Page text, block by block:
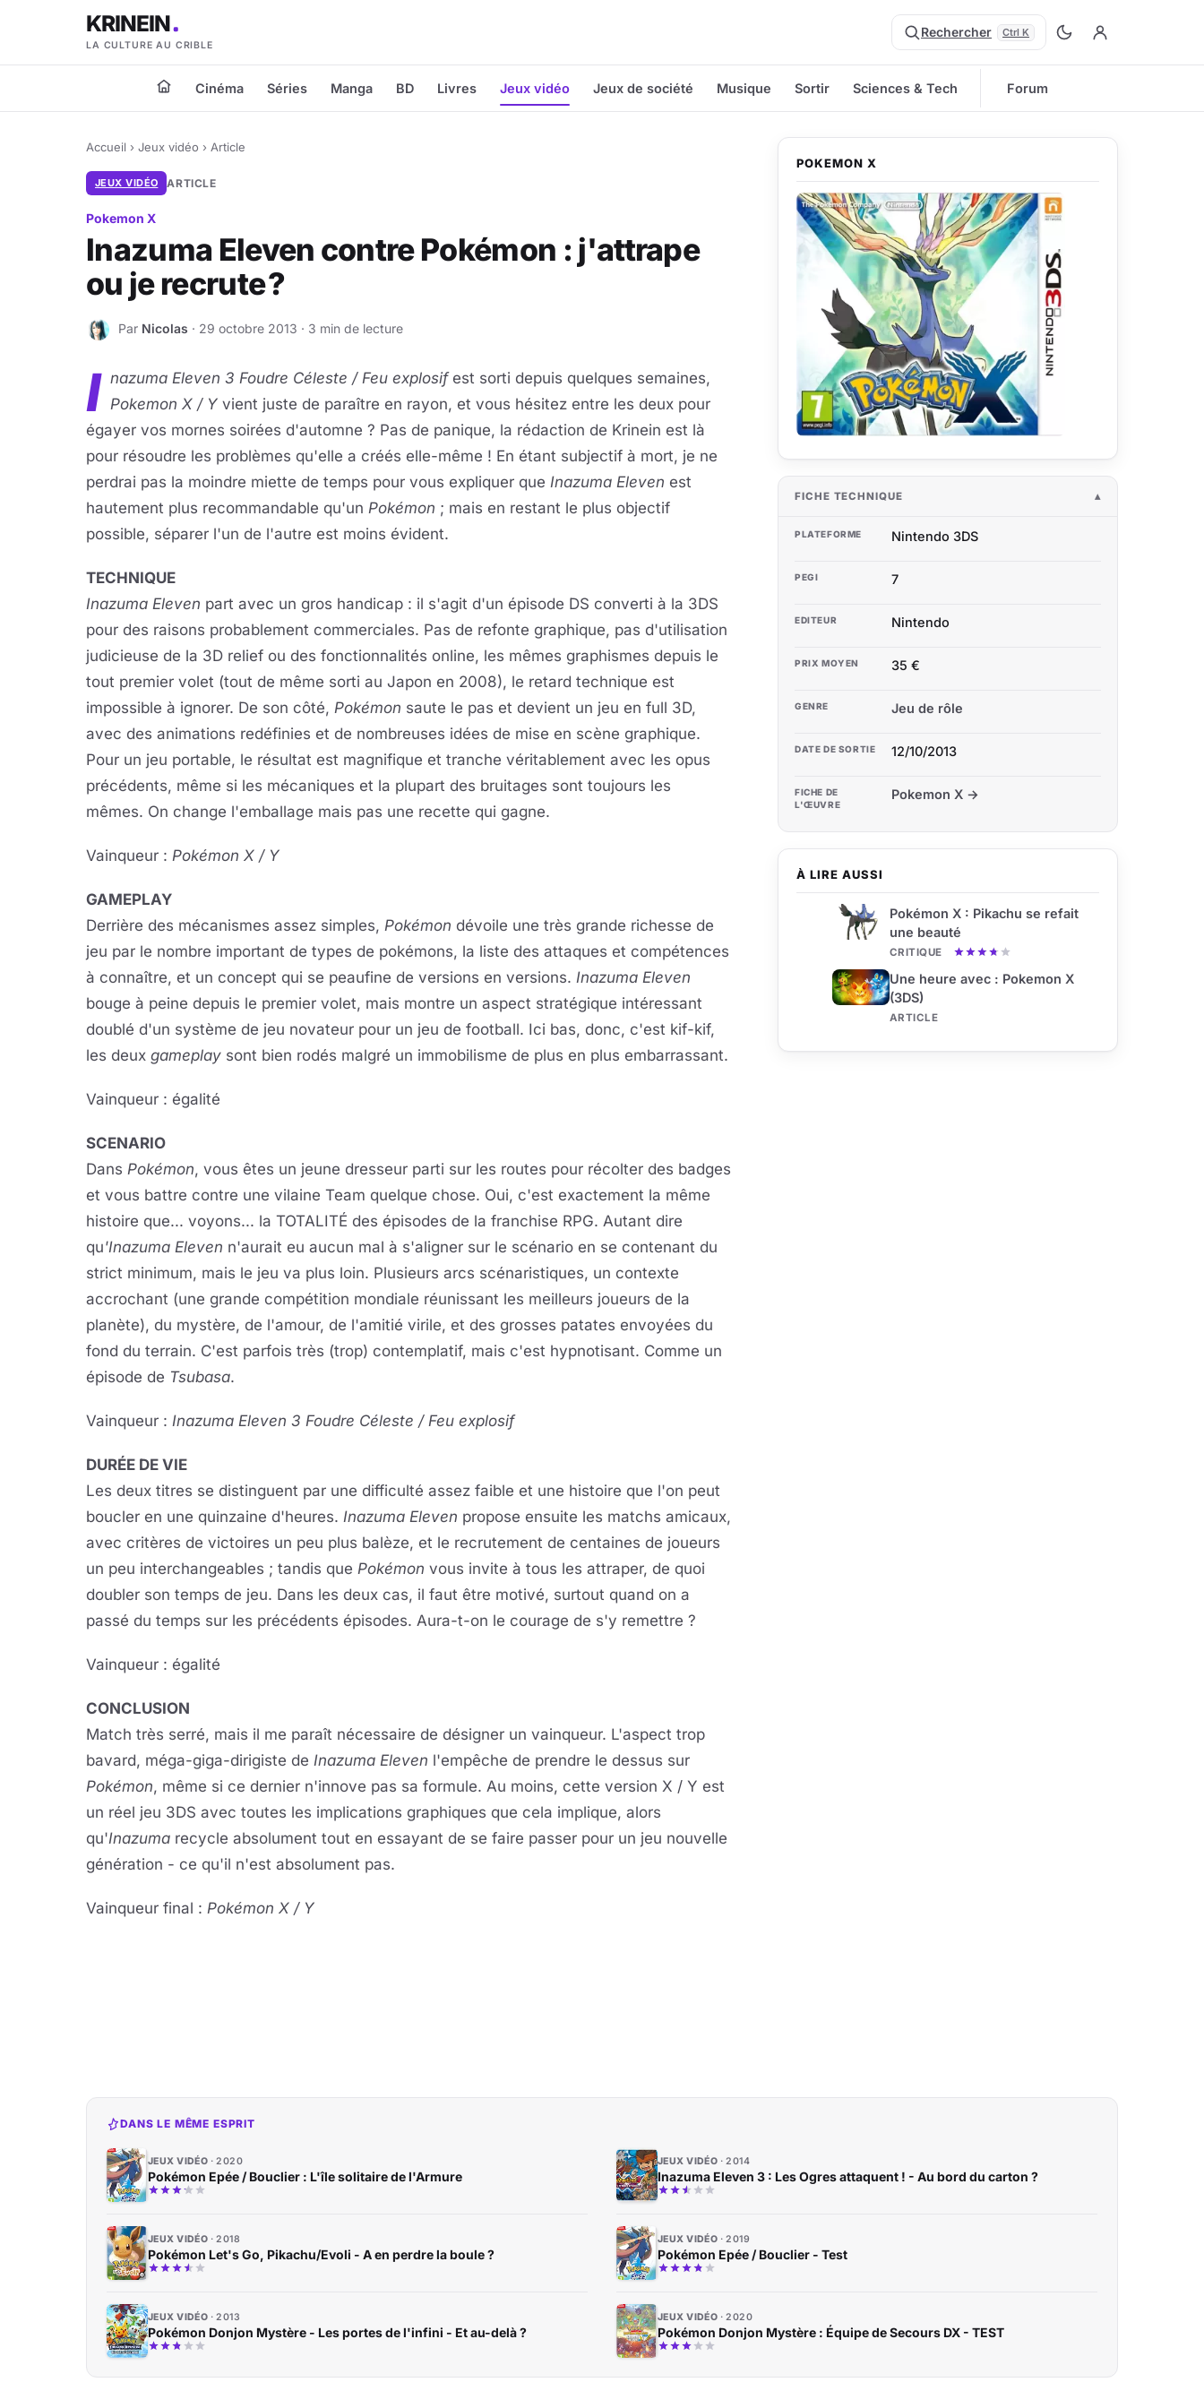
KRINEIN
LA CULTURE AU CRIBLE
Rechercher Ctrl K
Cinéma Séries Manga BD Livres Jeux vidéo Jeux de société Musique Sortir Sciences & Tech Forum
Accueil › Jeux vidéo › Article
JEUX VIDÉO ARTICLE
Pokemon X
Inazuma Eleven contre Pokémon : j'attrape
ou je recrute ?
N Par Nicolas · 29 octobre 2013 · 3 min de lecture
I nazuma Eleven 3 Foudre Céleste / Feu explosifest sorti depuis quelques semaines,
Pokemon X / Y vient juste de paraître en rayon, et vous hésitez entre les deux pour
égayer vos mornes soirées d'automne ? Pas de panique, la rédaction de Krinein est là
pour résoudre les problèmes qu'elle a créés elle-même ! En étant subjectif à mort, je ne
perdrai pas la moindre miette de temps pour vous expliquer que Inazuma Eleven est
hautement plus recommandable qu'un Pokémon ; mais en restant le plus objectif
possible, séparer l'un de l'autre est moins évident.
TECHNIQUE
Inazuma Eleven part avec un gros handicap : il s'agit d'un épisode DS converti à la 3DS
pour des raisons probablement commerciales. Pas de refonte graphique, pas d'utilisation
judicieuse de la 3D relief ou des fonctionnalités online, les mêmes graphismes depuis le
tout premier volet (tout de même sorti au Japon en 2008), le retard technique est
impossible à ignorer. De son côté, Pokémon saute le pas et devient un jeu en full 3D,
avec des animations redéfinies et de nombreuses idées de mise en scène graphique.
Pour un jeu portable, le résultat est magnifique et tranche véritablement avec les opus
précédents, même si les mécaniques et la plupart des bruitages sont toujours les
mêmes. On change l'emballage mais pas une recette qui gagne.
Vainqueur : Pokémon X / Y
GAMEPLAY
Derrière des mécanismes assez simples, Pokémon dévoile une très grande richesse de
jeu par le nombre important de types de pokémons, la liste des attaques et compétences
à connaître, et un concept qui se peaufine de versions en versions. Inazuma Eleven
bouge à peine depuis le premier volet, mais montre un aspect stratégique intéressant
doublé d'un système de jeu novateur pour un jeu de football. Ici bas, donc, c'est kif-kif,
les deux gameplay sont bien rodés malgré un immobilisme de plus en plus embarrassant.
Vainqueur : égalité
SCENARIO
Dans Pokémon, vous êtes un jeune dresseur parti sur les routes pour récolter des badges
et vous battre contre une vilaine Team quelque chose. Oui, c'est exactement la même
histoire que... voyons... la TOTALITÉ des épisodes de la franchise RPG. Autant dire
qu'Inazuma Eleven n'aurait eu aucun mal à s'aligner sur le scénario en se contenant du
strict minimum, mais le jeu va plus loin. Plusieurs arcs scénaristiques, un contexte
accrochant (une grande compétition mondiale réunissant les meilleurs joueurs de la
planète), du mystère, de l'amour, de l'amitié virile, et des grosses patates envoyées du
fond du terrain. C'est parfois très (trop) contemplatif, mais c'est hypnotisant. Comme un
épisode de Tsubasa.
Vainqueur : Inazuma Eleven 3 Foudre Céleste / Feu explosif
DURÉE DE VIE
Les deux titres se distinguent par une difficulté assez faible et une histoire que l'on peut
boucler en une quinzaine d'heures. Inazuma Eleven propose ensuite les matchs amicaux,
avec critères de victoires un peu plus balèze, et le recrutement de centaines de joueurs
un peu interchangeables ; tandis que Pokémon vous invite à tous les attraper, de quoi
doubler son temps de jeu. Dans les deux cas, il faut être motivé, surtout quand on a
passé du temps sur les précédents épisodes. Aura-t-on le courage de s'y remettre ?
Vainqueur : égalité
CONCLUSION
Match très serré, mais il me paraît nécessaire de désigner un vainqueur. L'aspect trop
bavard, méga-giga-dirigiste de Inazuma Eleven l'empêche de prendre le dessus sur
Pokémon, même si ce dernier n'innove pas sa formule. Au moins, cette version X / Y est
un réel jeu 3DS avec toutes les implications graphiques que cela implique, alors
qu'Inazuma recycle absolument tout en essayant de se faire passer pour un jeu nouvelle
génération - ce qu'il n'est absolument pas.
Vainqueur final : Pokémon X / Y
À LIRE AUSSI
Pokémon X : Pikachu se refait
une beauté
CRITIQUE
Une heure avec : Pokemon X
(3DS)
ARTICLE
POKEMON X
FICHE TECHNIQUE
PLATEFORME Nintendo 3DS
PEGI 7
EDITEUR Nintendo
PRIX MOYEN 35 €
GENRE Jeu de rôle
DATE DE SORTIE 12/10/2013
FICHE DE
L'ŒUVRE
Pokemon X →
DANS LE MÊME ESPRIT
JEUX VIDÉO 2020
Pokémon Epée / Bouclier : L'île solitaire de l'Armure
JEUX VIDÉO 2014
Inazuma Eleven 3 : Les Ogres attaquent ! - Au bord du carton ?
JEUX VIDÉO 2018
Pokémon Let's Go, Pikachu/Evoli - A en perdre la boule ?
JEUX VIDÉO 2019
Pokémon Epée / Bouclier - Test
JEUX VIDÉO 2013
Pokémon Donjon Mystère - Les portes de l'infini - Et au-delà ?
JEUX VIDÉO 2020
Pokémon Donjon Mystère : Équipe de Secours DX - TEST